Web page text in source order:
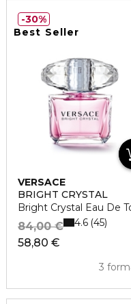
Best Seller
VERSACE
BRIGHT CRYSTAL
Bright Crystal Eau De
58,80 €
84,00 €
3
4.6 45
30%